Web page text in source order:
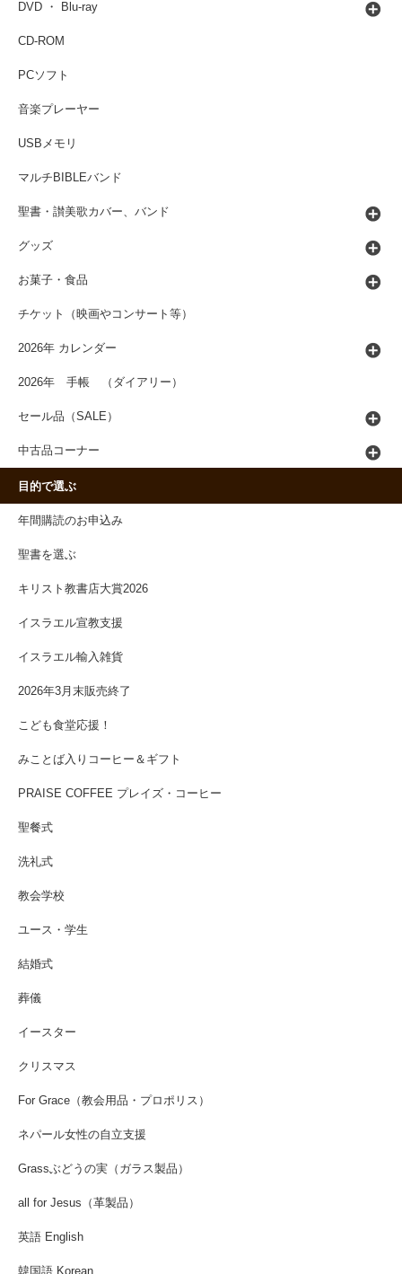
DVD ・ Blu-ray
CD-ROM
PCソフト
音楽プレーヤー
USBメモリ
マルチBIBLEバンド
聖書・讃美歌カバー、バンド
グッズ
お菓子・食品
チケット（映画やコンサート等）
2026年 カレンダー
2026年 手帳 （ダイアリー）
セール品（SALE）
中古品コーナー
目的で選ぶ
年間購読のお申込み
聖書を選ぶ
キリスト教書店大賞2026
イスラエル宣教支援
イスラエル輸入雑貨
2026年3月末販売終了
こども食堂応援！
みことば入りコーヒー＆ギフト
PRAISE COFFEE プレイズ・コーヒー
聖餐式
洗礼式
教会学校
ユース・学生
結婚式
葬儀
イースター
クリスマス
For Grace（教会用品・プロポリス）
ネパール女性の自立支援
Grassぶどうの実（ガラス製品）
all for Jesus（革製品）
英語 English
韓国語 Korean